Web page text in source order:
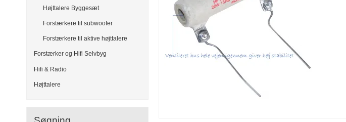
Højttalere Byggesæt
Forstærkere til subwoofer
Forstærkere til aktive højttalere
Forstærker og Hifi Selvbyg
Hifi & Radio
Højttalere